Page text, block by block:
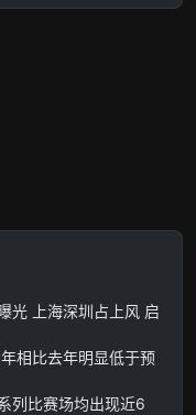
光 上海深圳占上风 启
相比去年明显低于预
列比赛场均出现近6